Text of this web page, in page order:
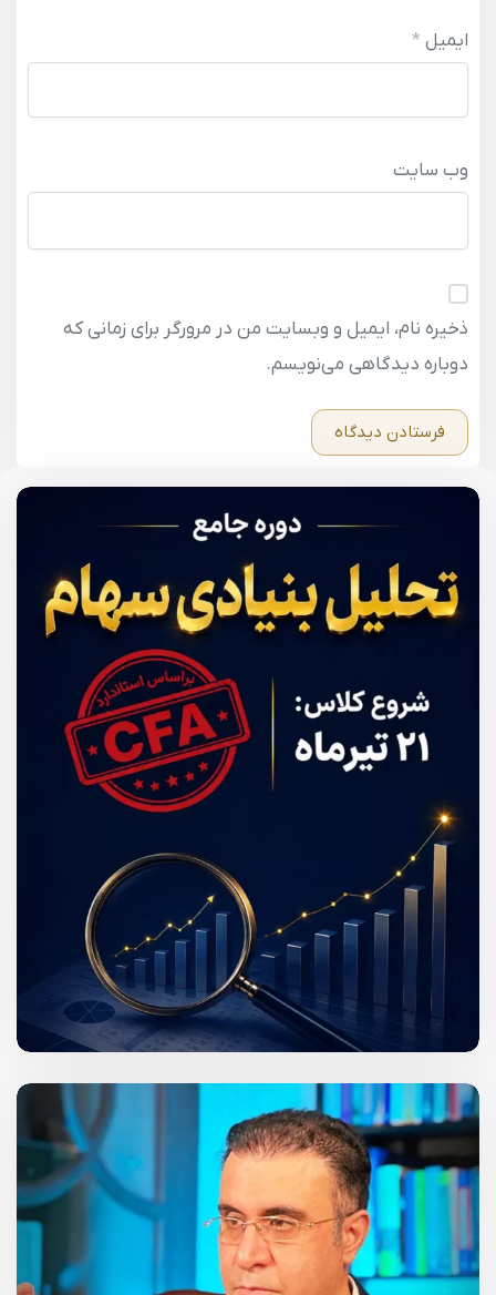
ایمیل *
وب‌ سایت
ذخیره نام، ایمیل و وبسایت من در مرورگر برای زمانی که
دوباره دیدگاهی می‌نویسم.